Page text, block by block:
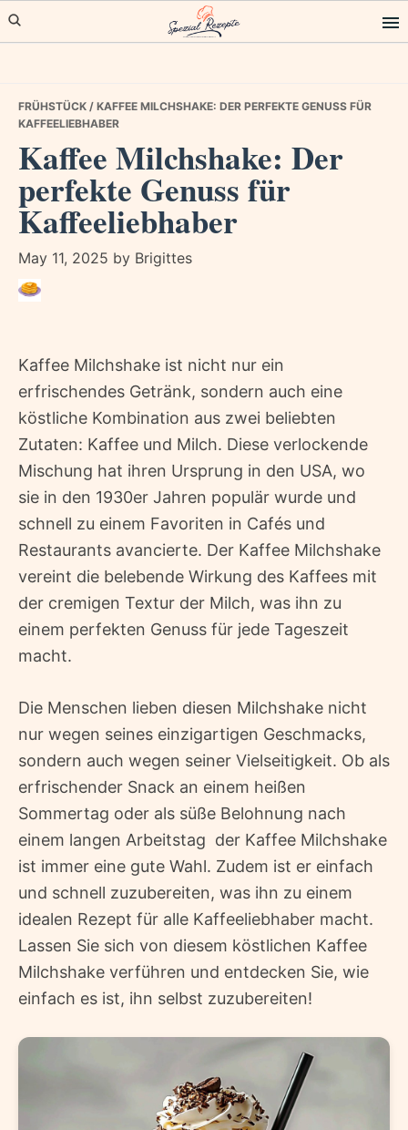
Skip
to
Skip
to
Skip
to
FRÜHSTÜCK / KAFFEE MILCHSHAKE: DER PERFEKTE GENUSS FÜR
KAFFEELIEBHABER
Kaffee Milchshake: Der
perfekte Genuss für
Kaffeeliebhaber
May 11, 2025 by Brigittes
Kaffee Milchshake ist nicht nur ein
erfrischendes Getränk, sondern auch eine
köstliche Kombination aus zwei beliebten
Zutaten: Kaffee und Milch. Diese verlockende
Mischung hat ihren Ursprung in den USA, wo
sie in den 1930er Jahren populär wurde und
schnell zu einem Favoriten in Cafés und
Restaurants avancierte. Der Kaffee Milchshake
vereint die belebende Wirkung des Kaffees mit
der cremigen Textur der Milch, was ihn zu
einem perfekten Genuss für jede Tageszeit
macht.
Die Menschen lieben diesen Milchshake nicht
nur wegen seines einzigartigen Geschmacks,
sondern auch wegen seiner Vielseitigkeit. Ob als
erfrischender Snack an einem heißen
Sommertag oder als süße Belohnung nach
einem langen Arbeitstag  der Kaffee Milchshake
ist immer eine gute Wahl. Zudem ist er einfach
und schnell zuzubereiten, was ihn zu einem
idealen Rezept für alle Kaffeeliebhaber macht.
Lassen Sie sich von diesem köstlichen Kaffee
Milchshake verführen und entdecken Sie, wie
einfach es ist, ihn selbst zuzubereiten!